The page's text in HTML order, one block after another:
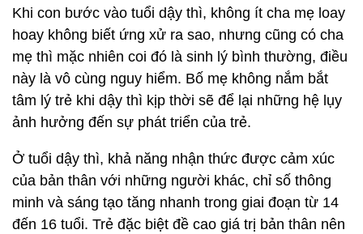
Khi con bước vào tuổi dậy thì, không ít cha mẹ loay
hoay không biết ứng xử ra sao, nhưng cũng có cha
mẹ thì mặc nhiên coi đó là sinh lý bình thường, điều
này là vô cùng nguy hiểm. Bố mẹ không nắm bắt
tâm lý trẻ khi dậy thì kịp thời sẽ để lại những hệ lụy
ảnh hưởng đến sự phát triển của trẻ.
Ở tuổi dậy thì, khả năng nhận thức được cảm xúc
của bản thân với những người khác, chỉ số thông
minh và sáng tạo tăng nhanh trong giai đoạn từ 14
đến 16 tuổi. Trẻ đặc biệt đề cao giá trị bản thân nên